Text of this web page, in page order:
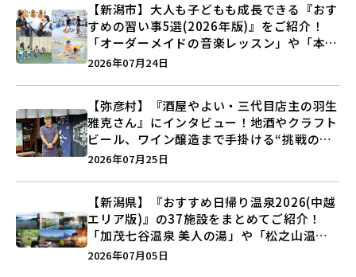
【新潟市】大人も子どもも成長できる『おす
すめの習い事5選(2026年版)』をご紹介！
「オーダーメイドの音楽レッスン」や「本格
キックボクシング」で新しい自分を見つけよ
2026年07月24日
【弥彦村】『酒屋やよい・三代目店主の羽生
雅克さん』にインタビュー！地酒やクラフト
ビール、ワイン醸造まで手掛ける“挑戦の歴
史”に迫る♪
2026年07月25日
【新潟県】『おすすめ日帰り温泉2026(中越
エリア版)』の37施設をまとめてご紹介！
「加茂七谷温泉 美人の湯」や「松之山温泉
ナステビュウ湯の山」などを巡ろう♪
2026年07月05日